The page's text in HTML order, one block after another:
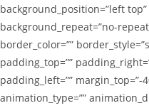
background_position=”left
background_repeat=”no-
border_color=””
padding_top=””
padding_left=”” margin_top=”-
animation_type=””